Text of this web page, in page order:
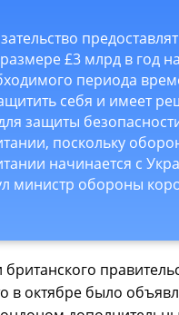
£3 млрд в год
периода
себя и имеет
защиты
поскольку
начинается с
министр обороны
в октябре было